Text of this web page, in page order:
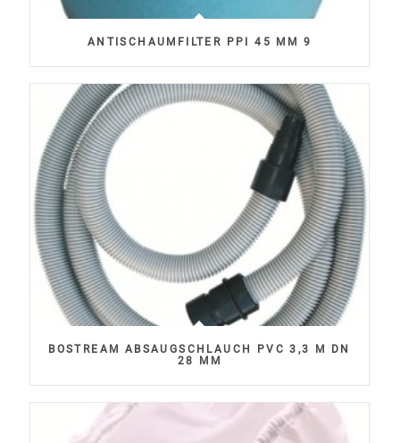
ANTISCHAUMFILTER PPI 45 MM 9
BOSTREAM ABSAUGSCHLAUCH PVC 3,3 M DN
28 MM